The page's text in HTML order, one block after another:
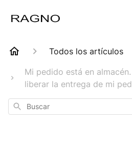
Todos los artículos
Mi pedido está en
liberar la entrega de mi
Buscar